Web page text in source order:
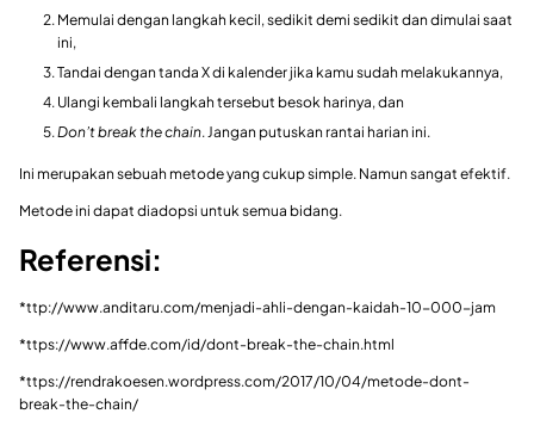
Memulai dengan langkah kecil, sedikit demi sedikit dan dimulai saat
ini,
Tandai dengan tanda X di kalender jika kamu sudah melakukannya,
Ulangi kembali langkah tersebut besok harinya, dan
Don’t break the chain. Jangan putuskan rantai harian ini.
Ini merupakan sebuah metode yang cukup simple. Namun sangat efektif.
Metode ini dapat diadopsi untuk semua bidang.
Referensi:
*ttp://www.anditaru.com/menjadi-ahli-dengan-kaidah-10-000-jam
*ttps://www.affde.com/id/dont-break-the-chain.html
*ttps://rendrakoesen.wordpress.com/2017/10/04/metode-dont-
break-the-chain/